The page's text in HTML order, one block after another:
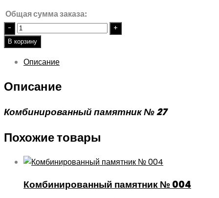
Общая сумма заказа:
Quantity
В корзину
Описание
Описание
Комбинированный памятник № 27
Похожие товары
Комбинированный памятник № 004